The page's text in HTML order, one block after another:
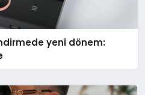
yeni dönem: